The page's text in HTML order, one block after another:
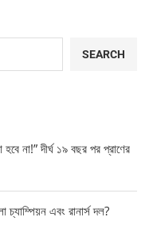
SEARCH
না!” দীর্ঘ ১৯ বছর পর প্রাণের
এবং রানার্স দল?